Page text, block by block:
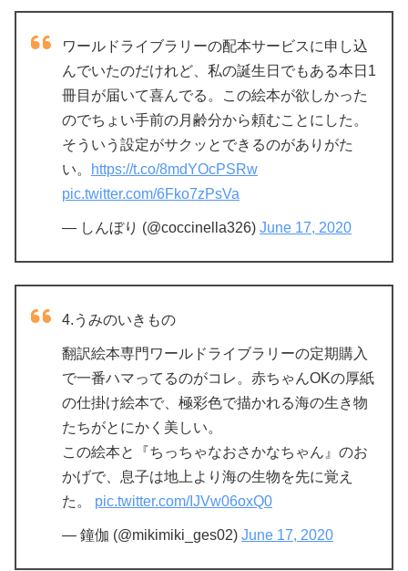
ワールドライブラリーの配本サービスに申し込
んでいたのだけれど、私の誕生日でもある本日1
冊目が届いて喜んでる。この絵本が欲しかった
のでちょい手前の月齢分から頼むことにした。
そういう設定がサクッとできるのがありがた
い。
https://t.co/8mdYOcPSRw
pic.twitter.com/6Fko7zPsVa
— しんぼり (@coccinella326) June 17, 2020
4.うみのいきもの
翻訳絵本専門ワールドライブラリーの定期購入
で一番ハマってるのがコレ。赤ちゃんOKの厚紙
の仕掛け絵本で、極彩色で描かれる海の生き物
たちがとにかく美しい。
この絵本と『ちっちゃなおさかなちゃん』のお
かげで、息子は地上より海の生物を先に覚え
た。 pic.twitter.com/IJVw06oxQ0
— 鐘伽 (@mikimiki_ges02) June 17, 2020